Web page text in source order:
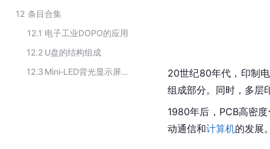
12 条目合集
12.1 电子工业DOPO的应用
12.2 U盘的结构组成
12.3
Mini‑LED背光显示屏的主要构成
20世纪80年代，印制
组成部分。同时，多层
1980年后， PCB高密
动通信和计算机的发展